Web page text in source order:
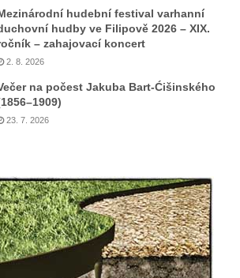
u domu čp. 698 v
od Mikulášovic
od Mikulášovic
1016 v Mikulášovicích
v Mikulášovicích
u domu čp. 859 v
hudební festival varhanní
hudby ve Filipově 2026 – XIX.
– zahajovací koncert
2. 8. 2026
na počest Jakuba Bart-Ćišinského
23. 7. 2026